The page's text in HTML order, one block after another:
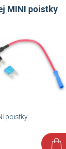
MINI poistky
poistky...